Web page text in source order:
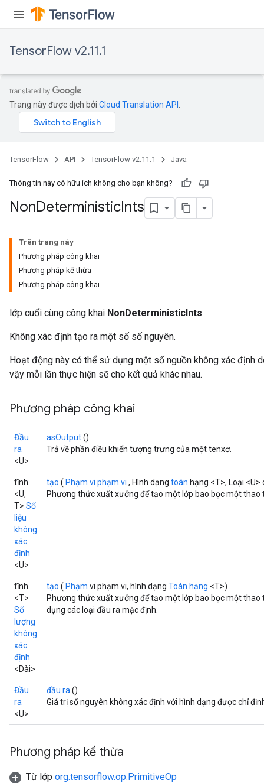
TensorFlow v2.11.1
Trang này được dịch bởi Cloud Translation API
TensorFlow API TensorFlow v2.11.1 Java
Thông tin này có hữu ích không cho bạn không?
NonDeterministicInts
Trên trang này
Phương pháp công khai
Phương pháp kế thừa
Phương pháp công khai
lớp cuối cùng công khai NonDeterministicInts
Không xác định tạo ra một số số nguyên.
Hoạt động này có thể sử dụng một số nguồn không xác định
vậy mỗi lần thực hiện sẽ cho kết quả khác nhau.
Phương pháp công khai
Đầu
ra
<U>
asOutput()
Trả về phần điều khiển tượng trưng của một tenxơ.
tĩnh
<U,
T> Số
liệu
không
xác
định
<U>
tạo ( Phạm vi phạm vi , Hình dạng toán hạng <T>, Loại <U>
Phương thức xuất xưởng để tạo một lớp bao bọc một
tĩnh
<T>
Số
lượng
không
xác
định
<Dài>
tạo ( Phạm vi phạm vi, hình dạng Toán hạng <T>)
Phương thức xuất xưởng để tạo một lớp bao bọc một
dụng các loại đầu ra mặc định.
Đầu
ra
<U>
đầu ra ()
Giá trị số nguyên không xác định với hình dạng được chỉ
Phương pháp kế thừa
Từ lớp org.tensorflow.op.PrimitiveOp